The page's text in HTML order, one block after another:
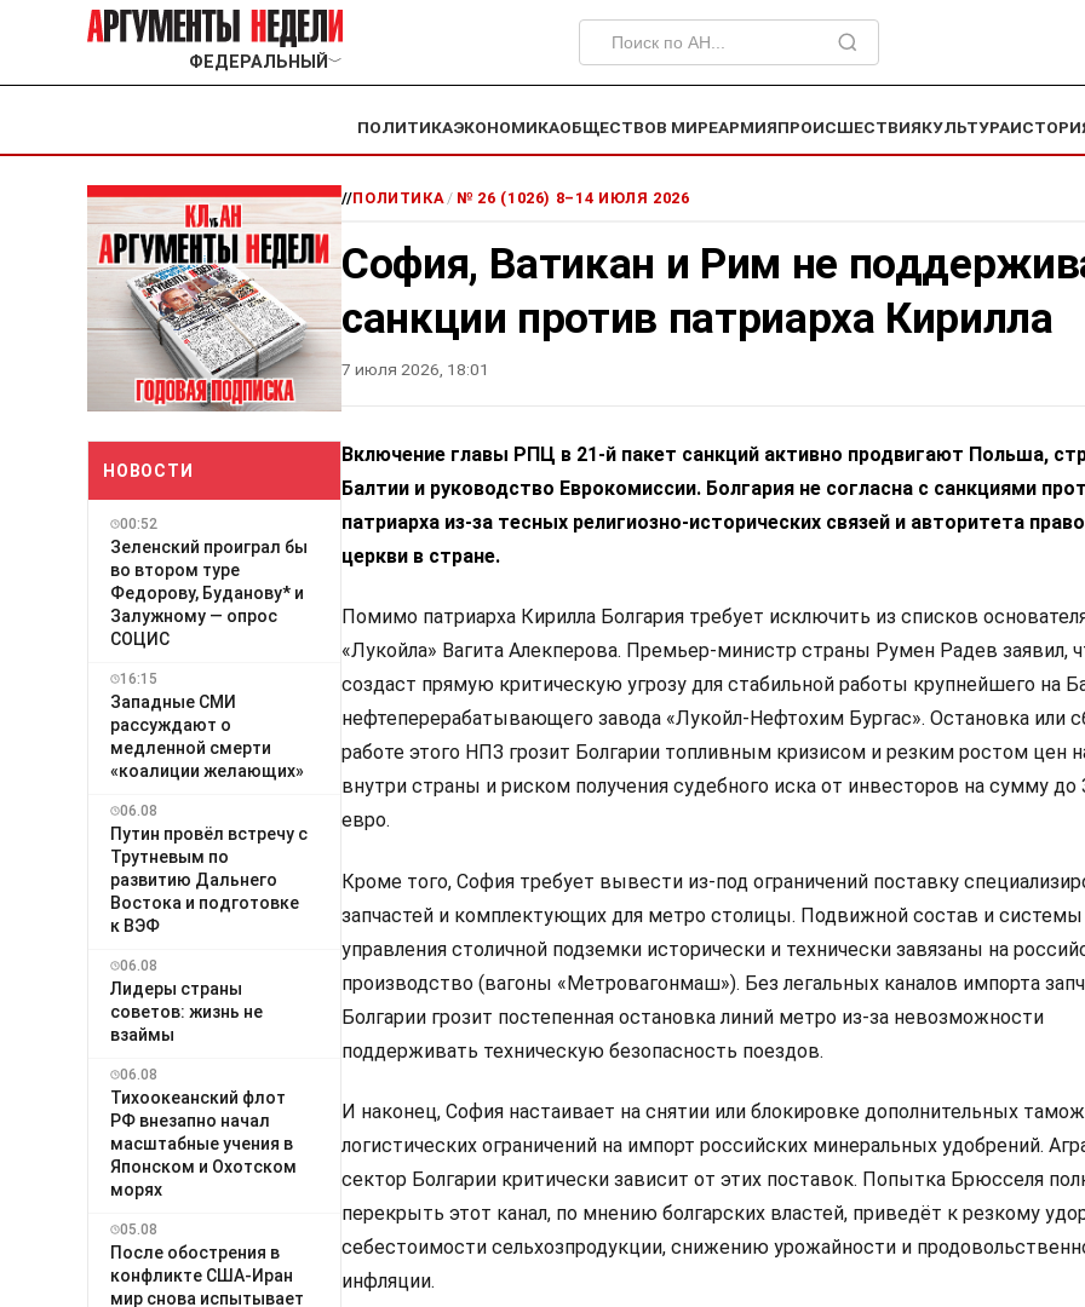
ФЕДЕРАЛЬНЫЙ ﹀
ПОЛИТИКАЭКОНОМИКАОБЩЕСТВОВ МИРЕАРМИЯПРОИСШЕСТВИЯКУЛЬТУРА
НОВОСТИ
00:52
Зеленский проиграл бы
во втором туре
Федорову, Буданову* и
Залужному — опрос
СОЦИС
16:15
Западные СМИ
рассуждают о
медленной смерти
«коалиции желающих»
06.08
Путин провёл встречу с
Трутневым по
развитию Дальнего
Востока и подготовке
к ВЭФ
06.08
Лидеры страны
советов: жизнь не
взаймы
06.08
Тихоокеанский флот
РФ внезапно начал
масштабные учения в
Японском и Охотском
морях
05.08
После обострения в
конфликте США-Иран
мир снова испытывает
//ПОЛИТИКА/ № 26 (1026) 8–14 ИЮЛЯ 2026
София, Ватикан и Рим не
санкции против патриарха Кирилла
7 июля 2026, 18:01
Включение главы РПЦ в 21-й пакет санкций активно продвигают Польша,
Балтии и руководство Еврокомиссии. Болгария не согласна с санкциями
патриарха из-за тесных религиозно-исторических связей и авторитета
церкви в стране.
Помимо патриарха Кирилла Болгария требует исключить из списков
«Лукойла» Вагита Алекперова. Премьер-министр страны Румен Радев заявил,
создаст прямую критическую угрозу для стабильной работы крупнейшего на
нефтеперерабатывающего завода «Лукойл-Нефтохим Бургас». Остановка или
работе этого НПЗ грозит Болгарии топливным кризисом и резким ростом цен
внутри страны и риском получения судебного иска от инвесторов на сумму до
евро.
Кроме того, София требует вывести из-под ограничений поставку
запчастей и комплектующих для метро столицы. Подвижной состав и системы
управления столичной подземки исторически и технически завязаны на
производство (вагоны «Метровагонмаш»). Без легальных каналов импорта
Болгарии грозит постепенная остановка линий метро из-за невозможности
поддерживать техническую безопасность поездов.
И наконец, София настаивает на снятии или блокировке дополнительных
логистических ограничений на импорт российских минеральных удобрений.
сектор Болгарии критически зависит от этих поставок. Попытка Брюсселя
перекрыть этот канал, по мнению болгарских властей, приведёт к резкому
себестоимости сельхозпродукции, снижению урожайности и
инфляции.